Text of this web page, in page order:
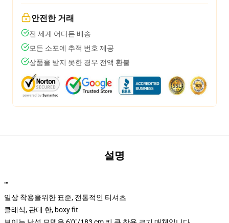
안전한 거래
전 세계 어디든 배송
모든 소포에 추적 번호 제공
상품을 받지 못한 경우 전액 환불
설명
""
일상 착용을위한 표준, 전통적인 티셔츠
클래식, 관대 한, boxy fit